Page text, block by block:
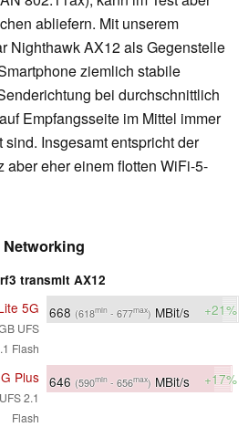
abliefern. Mit unserem
Nighthawk AX12 als Gegenstelle
ziemlich stabile
bei durchschnittlich
Empfangsseite im Mittel immer
sind. Insgesamt entspricht der
aber eher einem flotten WiFi-5-
Networking
transmit AX12
5G
UFS
Flash
668 (618min - 677max) MBit/s +21%
Plus
2.1
Flash
646 (590min - 656max) MBit/s +17%